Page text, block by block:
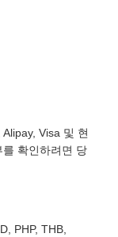
Visa 및 현
확인하려면 당
PHP, THB,